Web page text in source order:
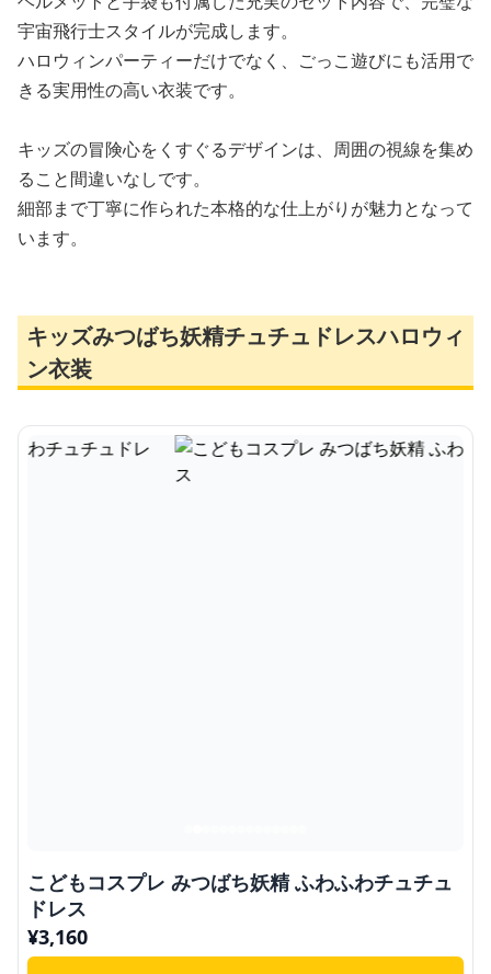
宇宙飛行士スタイルが完成します。
ハロウィンパーティーだけでなく、ごっこ遊びにも活用で
きる実用性の高い衣装です。
キッズの冒険心をくすぐるデザインは、周囲の視線を集め
ること間違いなしです。
細部まで丁寧に作られた本格的な仕上がりが魅力となって
います。
キッズみつばち妖精チュチュドレスハロウィ
ン衣装
こどもコスプレ みつばち妖精 ふわふわチュチュ
ドレス
¥3,160